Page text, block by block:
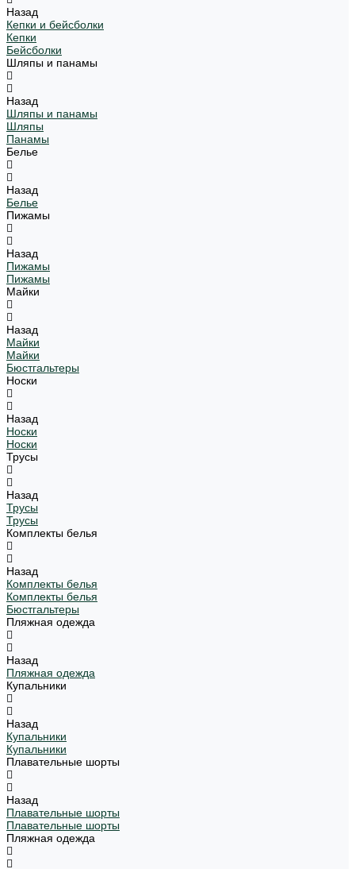
Назад
Кепки и бейсболки
Кепки
Бейсболки
Шляпы и панамы
Назад
Шляпы и панамы
Шляпы
Панамы
Белье
Назад
Белье
Пижамы
Назад
Пижамы
Пижамы
Майки
Назад
Майки
Майки
Бюстгальтеры
Носки
Назад
Носки
Носки
Трусы
Назад
Трусы
Трусы
Комплекты белья
Назад
Комплекты белья
Комплекты белья
Бюстгальтеры
Пляжная одежда
Назад
Пляжная одежда
Купальники
Назад
Купальники
Купальники
Плавательные шорты
Назад
Плавательные шорты
Плавательные шорты
Пляжная одежда